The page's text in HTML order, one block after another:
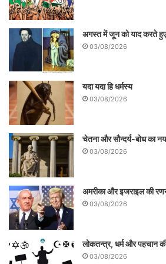
पड़ जाएगा या संभवत: मिट ही
‘दूसरा भगत सिंह को फांसी
नहीं हुई थी, इस कांड में उन्हें
था। उन्हें फांसी दिलवाने में
क्रांतिकारी साथियों, जय गोपाल
का हाथ था जो सरकारी गवाह बन
अगस्त में जून को याद करते
03/08/2026
यदा यदा हि धर्मस्य
03/08/2026
चेतना और सौन्दर्य-बोध का
03/08/2026
अमरीका और इजराइल की
03/08/2026
लोकतन्त्र, धर्म और पहचान
03/08/2026